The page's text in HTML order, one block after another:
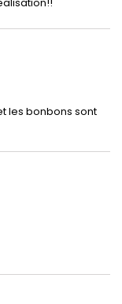
les bonbons sont